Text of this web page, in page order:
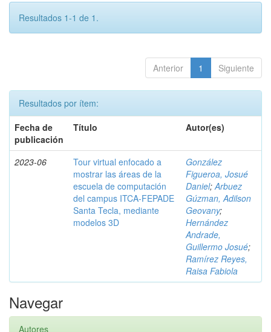
Resultados 1-1 de 1.
Anterior 1 Siguiente
Resultados por ítem:
Fecha de
publicación
Título Autor(es)
2023-06
Tour virtual enfocado a
mostrar las áreas de la
escuela de computación
del campus ITCA-FEPADE
Santa Tecla, mediante
modelos 3D
González
Figueroa, Josué
Daniel;Arbuez
Gúzman, Adilson
Geovany;
Hernández
Andrade,
Guillermo Josué;
Ramírez Reyes,
Raisa Fabiola
Navegar
Autores